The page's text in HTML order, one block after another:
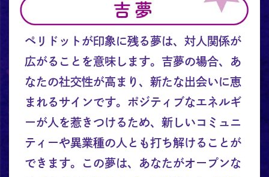
ペリドットが印象に残る夢は、対人関係が
広がることを意味します。吉夢の場合、あ
なたの社交性が高まり、新たな出会いに恵
まれるサインです。ポジティブなエネルギ
ーが人を惹きつけるため、新しいコミュニ
ティーや異業種の人とも打ち解けることが
できます。この夢は、あなたがオープンな